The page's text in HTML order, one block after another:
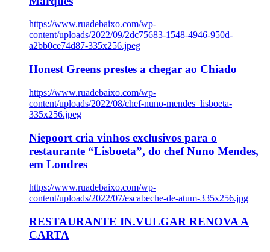
https://www.ruadebaixo.com/wp-
content/uploads/2022/09/2dc75683-1548-4946-950d-
a2bb0ce74d87-335x256.jpeg
Honest Greens prestes a chegar ao Chiado
https://www.ruadebaixo.com/wp-
content/uploads/2022/08/chef-nuno-mendes_lisboeta-
335x256.jpeg
Niepoort cria vinhos exclusivos para o
restaurante “Lisboeta”, do chef Nuno Mendes,
em Londres
https://www.ruadebaixo.com/wp-
content/uploads/2022/07/escabeche-de-atum-335x256.jpg
RESTAURANTE IN.VULGAR RENOVA A
CARTA